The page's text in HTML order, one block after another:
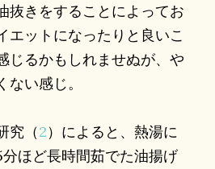
抜きをすることによってお
エットになったりと良いこ
じるかもしれませぬが、や
ない感じ。
究（2）によると、熱湯に
ほど長時間茹でた油揚げ